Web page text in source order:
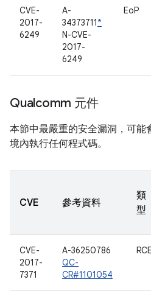
CVE-
2017-
6249
A-
34373711*
N-CVE-
2017-
6249
EoP
Qualcomm 元件
本節中最嚴重的安全漏洞，可能
境內執行任何程式碼。
CVE 參考資料
類
型
CVE-
2017-
7371
A-36250786
QC-
CR#1101054
RCE